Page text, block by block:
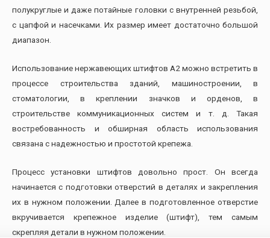
полукруглые и даже потайные головки с внутренней резьбой,
с цапфой и насечками. Их размер имеет достаточно большой
диапазон.
Использование нержавеющих штифтов А2 можно встретить в
процессе строительства зданий, машиностроении, в
стоматологии, в креплении значков и орденов, в
строительстве коммуникационных систем и т. д. Такая
востребованность и обширная область использования
связана с надежностью и простотой крепежа.
Процесс установки штифтов довольно прост. Он всегда
начинается с подготовки отверстий в деталях и закрепления
их в нужном положении. Далее в подготовленное отверстие
вкручивается крепежное изделие (штифт), тем самым
скрепляя детали в нужном положении.